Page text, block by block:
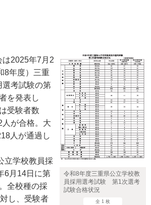
令和8年度三重県公立学校教
員採用選考試験 第1次選考
試験合格状況
全 1 枚
2025年7月2
8年度）三重
選考試験の第
を発表し
受験者数
人が合格。大
人が通過し
立学校教員採
6月14日に第
全校種の採
し、受験者